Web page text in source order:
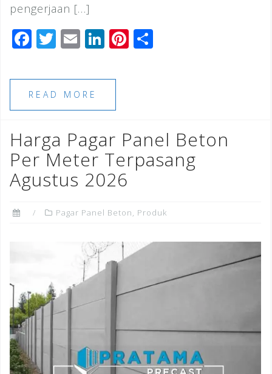
pengerjaan […]
F
c
e
b
o
o
k
T
tt
e
r
E
ai
l
Li
k
dI
n
Pi
st
READ MORE
Harga Pagar Panel Beton
Per Meter Terpasang
Agustus 2026
Pagar Panel Beton, Produk